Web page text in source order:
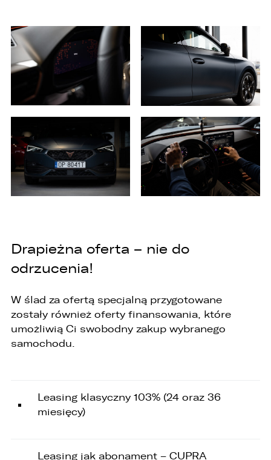
Drapieżna oferta – nie do
odrzucenia!
W ślad za ofertą specjalną przygotowane
zostały również oferty finansowania, które
umożliwią Ci swobodny zakup wybranego
samochodu.
Leasing klasyczny 103% (24 oraz 36
miesięcy)
Leasing jak abonament – CUPRA
2. LELLEK Gliwice sp. z o.o. ul. Portowa 2 44-100
Gliwice,
3. LELLEK Koźle sp. z o.o. ul. B. Chrobrego 25 47-
200 Kędzierzyn- Koźle,
4. LELLEK Katowice sp. z o.o. Oddział w
Katowicach ul. T. Kościuszki 328 40-608
Katowice,
5. 3L.PL. z o.o. ul. Opolska 2c 45-960 Opole.
1. Kontakt z Inspektorem Ochrony Danych -
iod@lellek.com.pl
2. Numer telefonu – Biuro Obsługi Klienta: 801
535 535.
3. Państwa dane osobowe przetwarzane będą
w celu:
2. przygotowania oferty;
3. weryfikacji możliwości zawarcia umowy,
4. realizacji usług,
5. obsługi zgłoszeń i udzielania odpowiedzi na
zgłoszenia.
danych osobowych na podstawie przepisów